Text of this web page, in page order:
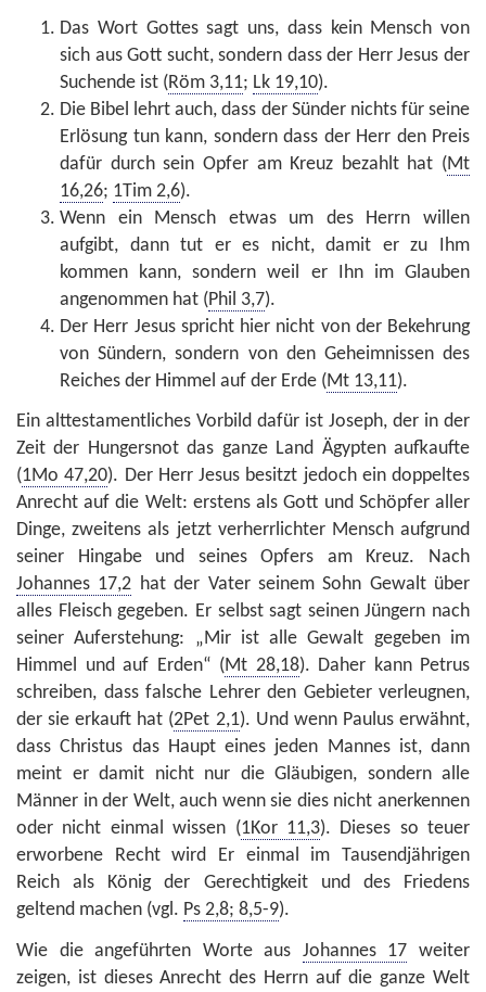
Das Wort Gottes sagt uns, dass kein Mensch von
sich aus Gott sucht, sondern dass der Herr Jesus der
Suchende ist (Röm 3,11; Lk 19,10).
Die Bibel lehrt auch, dass der Sünder nichts für seine
Erlösung tun kann, sondern dass der Herr den Preis
dafür durch sein Opfer am Kreuz bezahlt hat (Mt
16,26; 1Tim 2,6).
Wenn ein Mensch etwas um des Herrn willen
aufgibt, dann tut er es nicht, damit er zu Ihm
kommen kann, sondern weil er Ihn im Glauben
angenommen hat (Phil 3,7).
Der Herr Jesus spricht hier nicht von der Bekehrung
von Sündern, sondern von den Geheimnissen des
Reiches der Himmel auf der Erde (Mt 13,11).
Ein alttestamentliches Vorbild dafür ist Joseph, der in der
Zeit der Hungersnot das ganze Land Ägypten aufkaufte
(1Mo 47,20). Der Herr Jesus besitzt jedoch ein doppeltes
Anrecht auf die Welt: erstens als Gott und Schöpfer aller
Dinge, zweitens als jetzt verherrlichter Mensch aufgrund
seiner Hingabe und seines Opfers am Kreuz. Nach
Johannes 17,2 hat der Vater seinem Sohn Gewalt über
alles Fleisch gegeben. Er selbst sagt seinen Jüngern nach
seiner Auferstehung: „Mir ist alle Gewalt gegeben im
Himmel und auf Erden“ (Mt 28,18). Daher kann Petrus
schreiben, dass falsche Lehrer den Gebieter verleugnen,
der sie erkauft hat (2Pet 2,1). Und wenn Paulus erwähnt,
dass Christus das Haupt eines jeden Mannes ist, dann
meint er damit nicht nur die Gläubigen, sondern alle
Männer in der Welt, auch wenn sie dies nicht anerkennen
oder nicht einmal wissen (1Kor 11,3). Dieses so teuer
erworbene Recht wird Er einmal im Tausendjährigen
Reich als König der Gerechtigkeit und des Friedens
geltend machen (vgl. Ps 2,8; 8,5-9).
Wie die angeführten Worte aus Johannes 17 weiter
zeigen, ist dieses Anrecht des Herrn auf die ganze Welt